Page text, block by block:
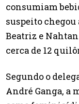
consumiam
suspeito chegou
Beatriz e
cerca de 12
Segundo o
André Ganga, a